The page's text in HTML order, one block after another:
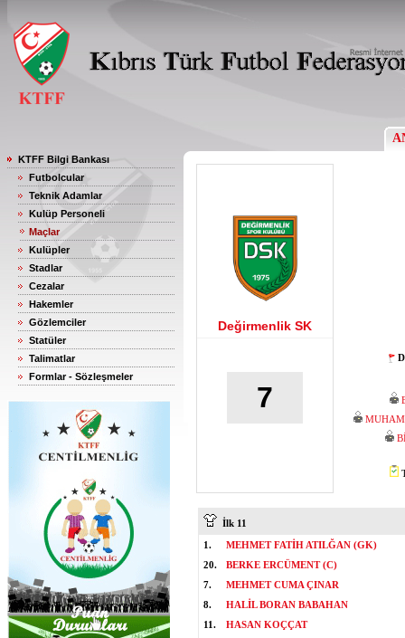
KTFF Bilgi Bankası
Futbolcular
Teknik Adamlar
Kulüp Personeli
Maçlar
Kulüpler
Stadlar
Cezalar
Hakemler
Gözlemciler
Statüler
Talimatlar
Formlar - Sözleşmeler
Değirmenlik SK
7
İlk 11
1.
MEHMET FATİH ATILĞAN (GK)
20.
BERKE ERCÜMENT (C)
7.
MEHMET CUMA ÇINAR
8.
HALİL BORAN BABAHAN
11.
HASAN KOÇÇAT